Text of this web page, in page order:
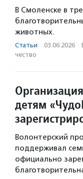
В Смоленске в
животных.
Статьи · 03.06.2026 ·
чест­во
детям
Волонтерский
поддерживал
официально